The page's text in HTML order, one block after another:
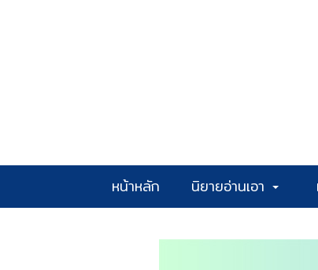
หน้าหลัก นิยายอ่านเอา